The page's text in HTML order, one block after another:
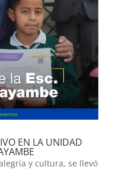
EN LA UNIDAD
y cultura, se llevó